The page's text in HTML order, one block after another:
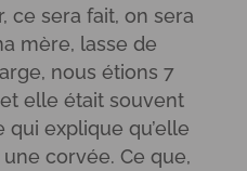
ce sera fait, on sera
mère, lasse de
nous étions 7
elle était souvent
qui explique qu’elle
corvée. Ce que,